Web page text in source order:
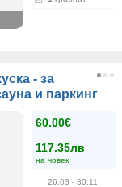
- за
и паркинг
60.00€
117.35лв
на човек
26.03 - 30.11